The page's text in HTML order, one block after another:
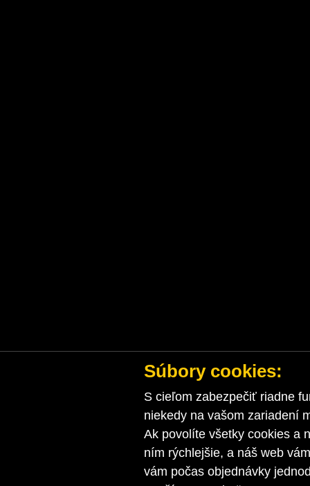
Súbory cookies:
S cieľom zabezpečiť riadne
niekedy na vašom zariadení
Ak povolíte všetky cookies a
ním rýchlejšie, a náš web
vám počas objednávky